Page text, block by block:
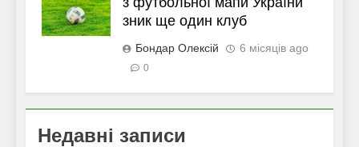
зник ще один клуб
Бондар Олексій 6 місяців ago
0
Недавні записи